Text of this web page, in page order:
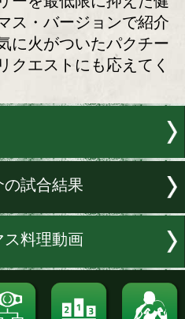
ーのミートロ
、せっかくのクリ
るとしても、せめ
にもがき苦しん
イエッターのため
ロリーを最低限に
スマス・バージョ
人気に火がついた
うリクエストにも